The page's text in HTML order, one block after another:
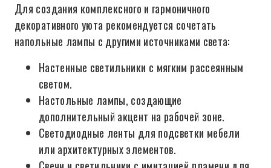
Для создания комплексного и гармоничного
декоративного уюта рекомендуется сочетать
напольные лампы с другими источниками света:
Настенные светильники с мягким рассеянным
светом.
Настольные лампы, создающие
дополнительный акцент на рабочей зоне.
Светодиодные ленты для подсветки мебели
или архитектурных элементов.